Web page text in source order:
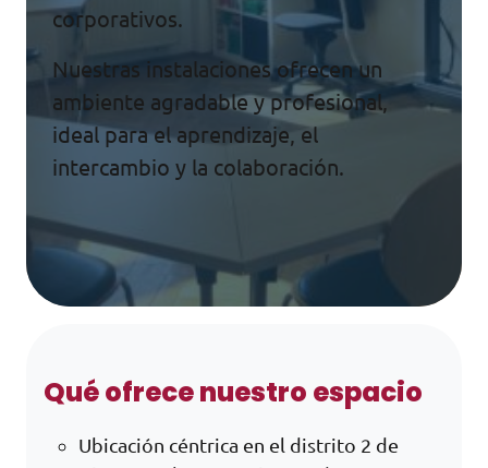
corporativos.
Nuestras instalaciones ofrecen un
ambiente agradable y profesional,
ideal para el aprendizaje, el
intercambio y la colaboración.
Qué ofrece nuestro espacio
Ubicación céntrica en el distrito 2 de